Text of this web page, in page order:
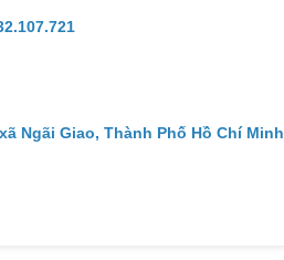
Ngãi Giao, Thành Phố Hồ Chí Minh